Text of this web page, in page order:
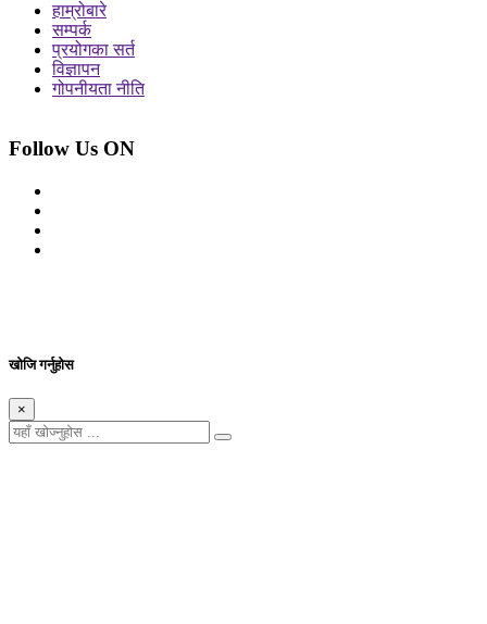
हाम्रोबारे
सम्पर्क
प्रयोगका सर्त
विज्ञापन
गोपनीयता नीति
Follow Us ON
खोजि गर्नुहोस
×